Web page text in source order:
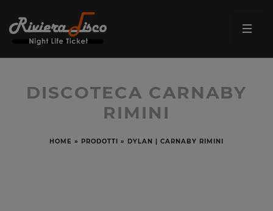
DISCOTECA CARNABY
RIMINI
HOME » PRODOTTI » DYLAN | CARNABY RIMINI